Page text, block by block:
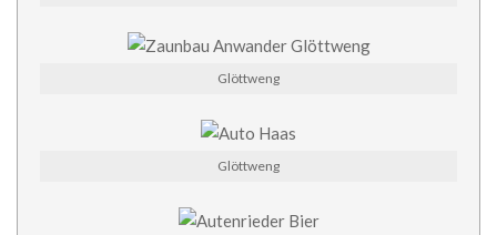
Glöttweng
Glöttweng